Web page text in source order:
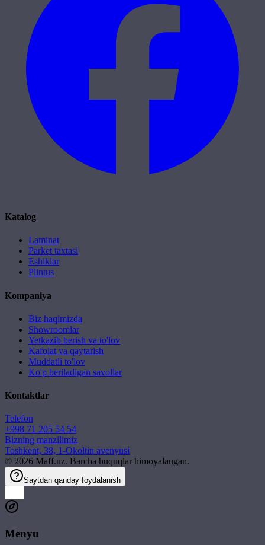
Katalog
Laminat
Parket taxtasi
Eshiklar
Plintus
Kompaniya
Biz haqimizda
Showroomlar
Yetkazib berish va to'lov
Kafolat va qaytarish
Muddatli to'lov
Ko'p beriladigan savollar
Kontaktlar
Telefon
+998 71 205 54 54
Bizning manzilimiz
Toshkent, 38, 1-Okoltin avenyusi
© 2026 Maff.uz. Barcha huquqlar himoyalangan.
Saytdan qanday foydalanish
Menyu